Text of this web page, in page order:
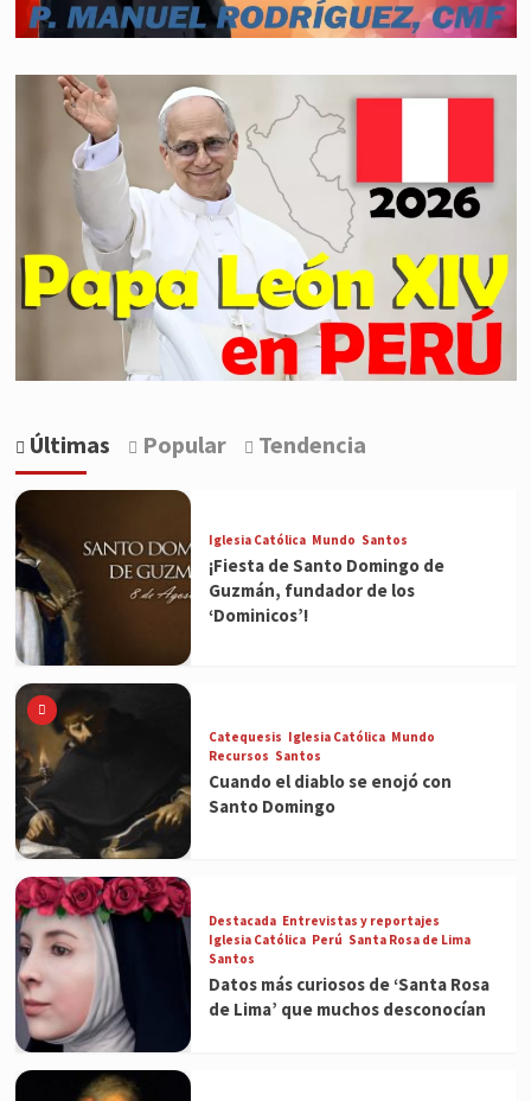
Últimas Popular Tendencia
Iglesia Católica Mundo Santos
¡Fiesta de Santo Domingo de
Guzmán, fundador de los
‘Dominicos’!
Catequesis Iglesia Católica Mundo
Recursos Santos
Cuando el diablo se enojó con
Santo Domingo
Destacada Entrevistas y reportajes
Iglesia Católica Perú Santa Rosa de Lima
Santos
Datos más curiosos de ‘Santa Rosa
de Lima’ que muchos desconocían